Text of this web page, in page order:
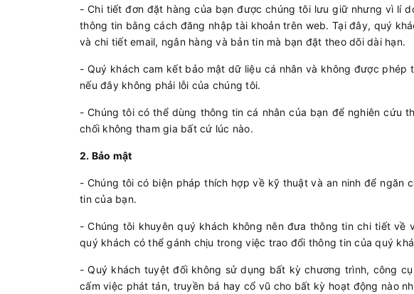
- Chi tiết đơn đặt hàng của bạn được chúng tôi lưu giữ nhưng vì lí
thông tin bằng cách đăng nhập tài khoản trên web. Tại đây, quý
và chi tiết email, ngân hàng và bản tin mà bạn đặt theo dõi dài hạn.
- Quý khách cam kết bảo mật dữ liệu cá nhân và không được
nếu đây không phải lỗi của chúng tôi.
- Chúng tôi có thể dùng thông tin cá nhân của bạn để nghiên
chối không tham gia bất cứ lúc nào.
2. Bảo mật
- Chúng tôi có biện pháp thích hợp về kỹ thuật và an ninh để ngăn
tin của bạn.
- Chúng tôi khuyên quý khách không nên đưa thông tin chi tiết
quý khách có thể gánh chịu trong việc trao đổi thông tin của quý
- Quý khách tuyệt đối không sử dụng bất kỳ chương trình, công
cấm việc phát tán, truyền bá hay cổ vũ cho bất kỳ hoạt động nào